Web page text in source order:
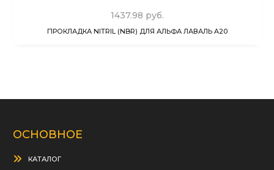
1437.98 руб.
ПРОКЛАДКА NITRIL (NBR) ДЛЯ АЛЬФА ЛАВАЛЬ A20
ОСНОВНОЕ
КАТАЛОГ